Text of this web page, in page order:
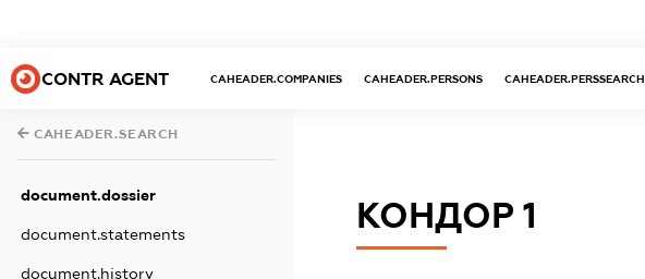
CONTR AGENT CAHEADER.COMPANIES CAHEADER.PERSONS CAHEADER.PERSSEARCH
CAHEADER.SEARCH
document.dossier
document.statements
document.history
КОНДОР 1